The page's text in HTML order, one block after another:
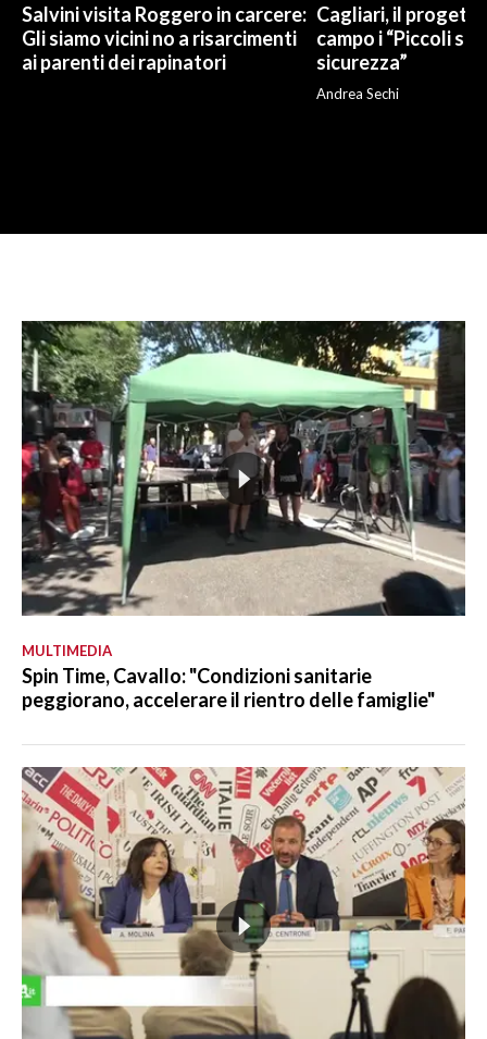
Salvini visita Roggero in carcere:
Gli siamo vicini no a risarcimenti
ai parenti dei rapinatori
Cagliari, il
campo i “Piccoli
sicurezza”
Andrea Sechi
MULTIMEDIA
Spin Time, Cavallo: "Condizioni sanitarie
peggiorano, accelerare il rientro delle famiglie"